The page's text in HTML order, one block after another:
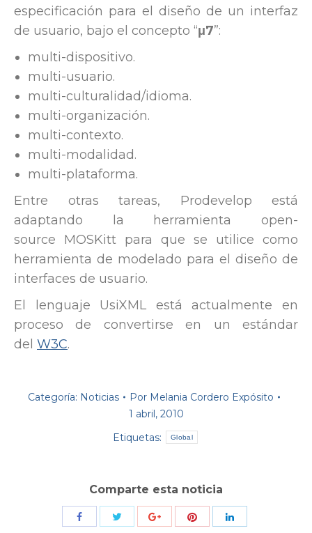
especificación para el diseño de un interfaz
de usuario, bajo el concepto “μ7”:
multi-dispositivo.
multi-usuario.
multi-culturalidad/idioma.
multi-organización.
multi-contexto.
multi-modalidad.
multi-plataforma.
Entre otras tareas, Prodevelop está
adaptando la herramienta open-
source MOSKitt para que se utilice como
herramienta de modelado para el diseño de
interfaces de usuario.
El lenguaje UsiXML está actualmente en
proceso de convertirse en un estándar
del W3C.
Categoría: Noticias Por Melania Cordero Expósito
1 abril, 2010
Etiquetas:
Global
Comparte esta noticia
Compartir
Compartir Compartir Compartir